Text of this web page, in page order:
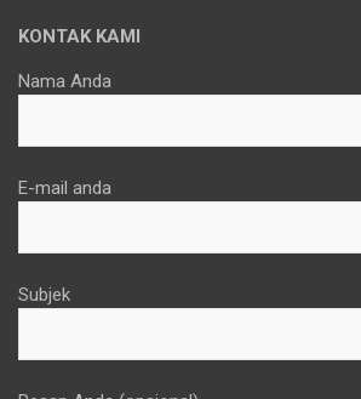
KONTAK KAMI
Nama Anda
E-mail anda
Subjek